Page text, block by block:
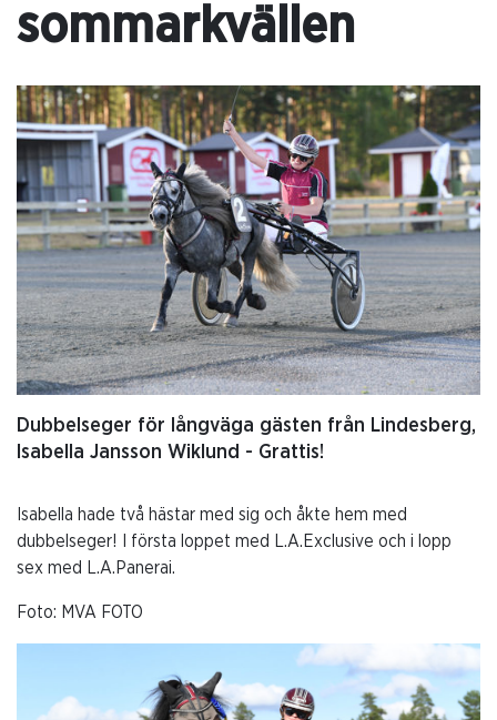
sommarkvällen
Dubbelseger för långväga gästen från Lindesberg,
Isabella Jansson Wiklund - Grattis!
Isabella hade två hästar med sig och åkte hem med
dubbelseger! I första loppet med L.A.Exclusive och i lopp
sex med L.A.Panerai.
Foto: MVA FOTO